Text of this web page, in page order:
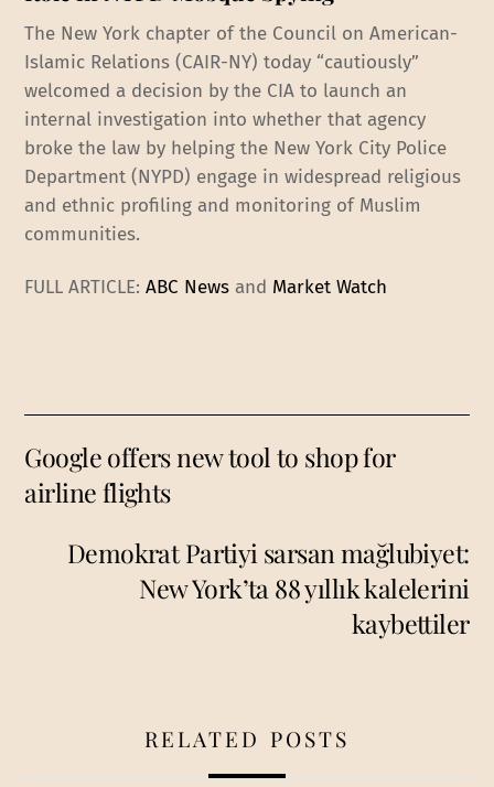
The New York chapter of the Council on American-
Islamic Relations (CAIR-NY) today “cautiously”
welcomed a decision by the CIA to launch an
internal investigation into whether that agency
broke the law by helping the New York City Police
Department (NYPD) engage in widespread religious
and ethnic profiling and monitoring of Muslim
communities.
FULL ARTICLE:ABC News and Market Watch
Google offers new tool to shop for
airline flights
Demokrat Partiyi sarsan mağlubiyet:
New York’ta 88 yıllık kalelerini
kaybettiler
RELATED POSTS